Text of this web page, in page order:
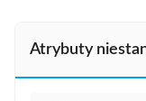
Atrybuty